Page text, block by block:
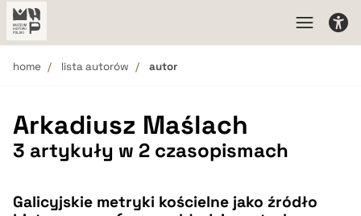
home lista autorów autor
Arkadiusz Maślach
3 artykuły w 2 czasopismach
Galicyjskie metryki kościelne jako źródło